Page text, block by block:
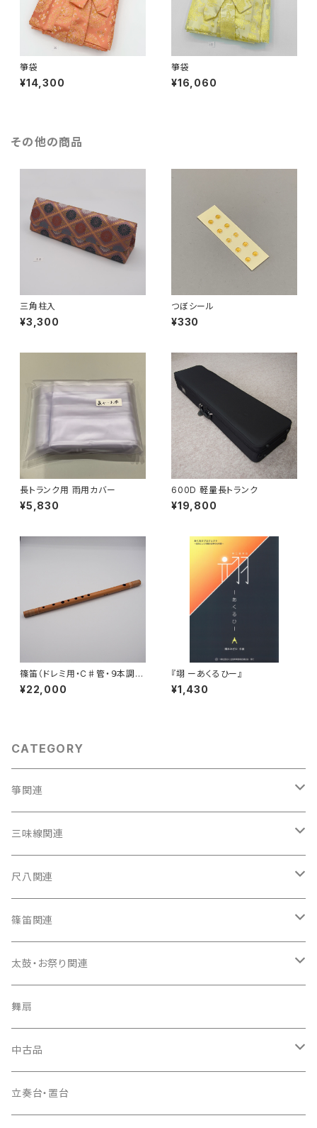
箏袋
¥14,300
箏袋
¥16,060
その他の商品
三角柱入
¥3,300
つぼシール
¥330
長トランク用 雨用カバー
¥5,830
600D 軽量長トランク
¥19,800
篠笛（ドレミ用・C♯管・９本調
子）
¥22,000
『翊 ーあくるひー』
¥1,430
CATEGORY
箏関連
箏（本体）
箏カバー
箏袋
口前袋・尾布
爪・爪輪
爪入
爪駒入
三味線関連
三味線（本体）
三味線ケース
長トランク・三ツ折トランク
ソフトケース
雨用カバー
長袋・三ツ組袋・胴袋
胴掛
根緒
尺八関連
尺八（本体）
尺八袋
歌口キャップ
つゆ切り
篠笛関連
篠笛（本体）
お祭り用６穴
お祭り用７穴
篠笛袋
太鼓・お祭り関連
太鼓（本体）
太鼓撥
手拍子（チャンチャン）
舞扇
中古品
箏（本体）
立奏台・置台